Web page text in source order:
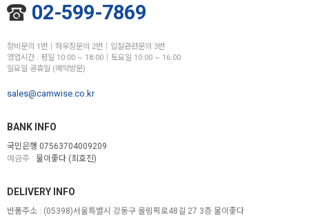
02-599-7869
장비문의 1번│하우징문의 2번│입찰관련문의 3번
영업시간 : 평일 10:00 ~ 18:00│토요일 10:00 ~ 16:00
일요일 공휴일 (예약방문)
sales@camwise.co.kr
BANK INFO
국민은행 07563704009209
예금주 : 물이좋다 (최호진)
DELIVERY INFO
반품주소 : (05398)서울특별시 강동구 올림픽로48길 27 3층 물이좋다